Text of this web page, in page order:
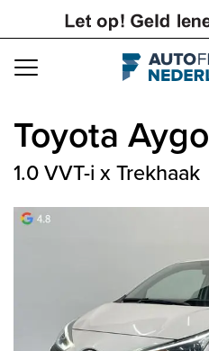
Navigation
Toyota Aygo
1.0 VVT-i x Trekhaak